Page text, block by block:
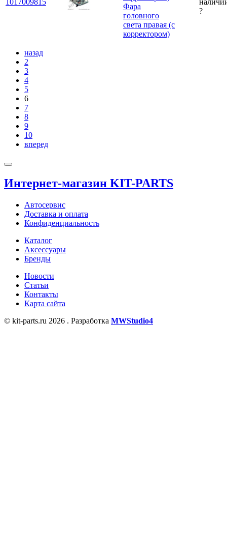
1017009815
Фара
головного
света правая (с
корректором)
?
назад
2
3
4
5
6
7
8
9
10
вперед
Интернет-магазин KIT-PARTS
Автосервис
Доставка и оплата
Конфиденциальность
Каталог
Аксессуары
Бренды
Новости
Статьи
Контакты
Карта сайта
© kit-parts.ru 2026 . Разработка MWStudio4